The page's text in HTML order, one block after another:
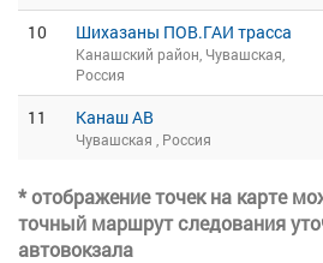
10 Шихазаны ПОВ.ГАИ трасса
Канашский район, Чувашская,
Россия
11 Канаш АВ
Чувашская , Россия
* отображение точек на карте
точный маршрут следования
автовокзала